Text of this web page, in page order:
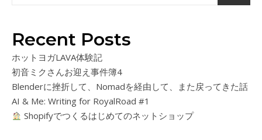
Recent Posts
ホットヨガLAVA体験記
初音ミクさんお迎え事件簿4
Blenderに挫折して、Nomadを経由して、また戻ってきた話
AI & Me: Writing for RoyalRoad #1
Shopifyでつくるはじめてのネットショップ